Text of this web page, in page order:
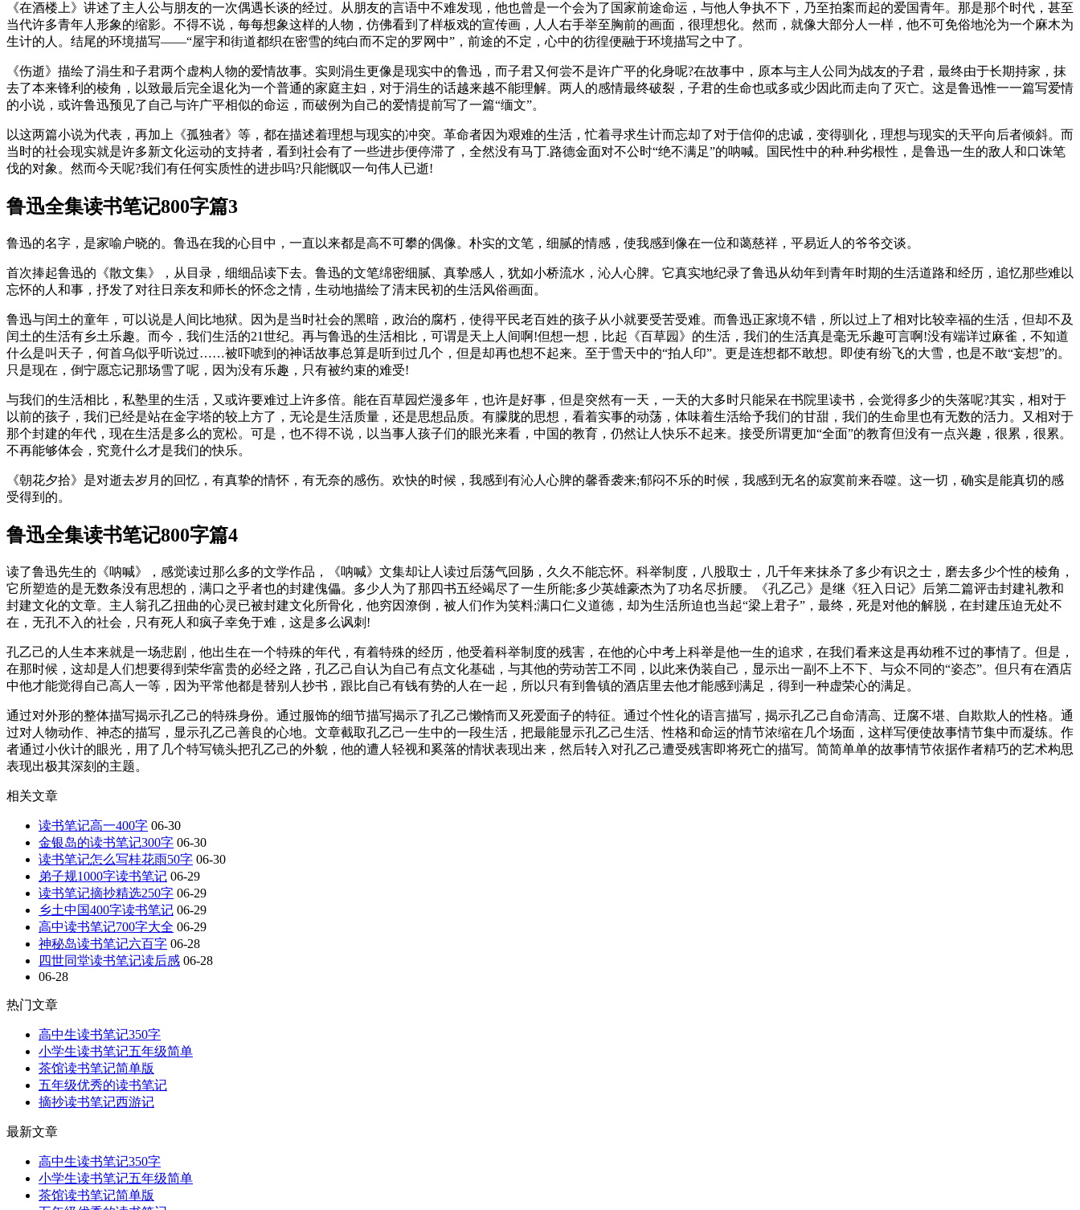
《在酒楼上》讲述了主人公与朋友的一次偶遇长谈的经过。从朋友的言语中不难发现，他也曾是一个会为了国家前途命运，与他人争执不下，乃至拍案而起的爱国青年。那是那个时代，甚至
当代许多青年人形象的缩影。不得不说，每每想象这样的人物，仿佛看到了样板戏的宣传画，人人右手举至胸前的画面，很理想化。然而，就像大部分人一样，他不可免俗地沦为一个麻木为
生计的人。结尾的环境描写——“屋宇和街道都织在密雪的纯白而不定的罗网中”，前途的不定，心中的彷徨便融于环境描写之中了。
《伤逝》描绘了涓生和子君两个虚构人物的爱情故事。实则涓生更像是现实中的鲁迅，而子君又何尝不是许广平的化身呢?在故事中，原本与主人公同为战友的子君，最终由于长期持家，抹
去了本来锋利的棱角，以致最后完全退化为一个普通的家庭主妇，对于涓生的话越来越不能理解。两人的感情最终破裂，子君的生命也或多或少因此而走向了灭亡。这是鲁迅惟一一篇写爱情
的小说，或许鲁迅预见了自己与许广平相似的命运，而破例为自己的爱情提前写了一篇“缅文”。
以这两篇小说为代表，再加上《孤独者》等，都在描述着理想与现实的冲突。革命者因为艰难的生活，忙着寻求生计而忘却了对于信仰的忠诚，变得驯化，理想与现实的天平向后者倾斜。而
当时的社会现实就是许多新文化运动的支持者，看到社会有了一些进步便停滞了，全然没有马丁.路德金面对不公时“绝不满足”的呐喊。国民性中的种.种劣根性，是鲁迅一生的敌人和口诛笔
伐的对象。然而今天呢?我们有任何实质性的进步吗?只能慨叹一句伟人已逝!
鲁迅全集读书笔记800字篇3
鲁迅的名字，是家喻户晓的。鲁迅在我的心目中，一直以来都是高不可攀的偶像。朴实的文笔，细腻的情感，使我感到像在一位和蔼慈祥，平易近人的爷爷交谈。
首次捧起鲁迅的《散文集》，从目录，细细品读下去。鲁迅的文笔绵密细腻、真挚感人，犹如小桥流水，沁人心脾。它真实地纪录了鲁迅从幼年到青年时期的生活道路和经历，追忆那些难以
忘怀的人和事，抒发了对往日亲友和师长的怀念之情，生动地描绘了清末民初的生活风俗画面。
鲁迅与闰土的童年，可以说是人间比地狱。因为是当时社会的黑暗，政治的腐朽，使得平民老百姓的孩子从小就要受苦受难。而鲁迅正家境不错，所以过上了相对比较幸福的生活，但却不及
闰土的生活有乡土乐趣。而今，我们生活的21世纪。再与鲁迅的生活相比，可谓是天上人间啊!但想一想，比起《百草园》的生活，我们的生活真是毫无乐趣可言啊!没有端详过麻雀，不知道
什么是叫天子，何首乌似乎听说过……被吓唬到的神话故事总算是听到过几个，但是却再也想不起来。至于雪天中的“拍人印”。更是连想都不敢想。即使有纷飞的大雪，也是不敢“妄想”的。
只是现在，倒宁愿忘记那场雪了呢，因为没有乐趣，只有被约束的难受!
与我们的生活相比，私塾里的生活，又或许要难过上许多倍。能在百草园烂漫多年，也许是好事，但是突然有一天，一天的大多时只能呆在书院里读书，会觉得多少的失落呢?其实，相对于
以前的孩子，我们已经是站在金字塔的较上方了，无论是生活质量，还是思想品质。有朦胧的思想，看着实事的动荡，体味着生活给予我们的甘甜，我们的生命里也有无数的活力。又相对于
那个封建的年代，现在生活是多么的宽松。可是，也不得不说，以当事人孩子们的眼光来看，中国的教育，仍然让人快乐不起来。接受所谓更加“全面”的教育但没有一点兴趣，很累，很累。
不再能够体会，究竟什么才是我们的快乐。
《朝花夕拾》是对逝去岁月的回忆，有真挚的情怀，有无奈的感伤。欢快的时候，我感到有沁人心脾的馨香袭来;郁闷不乐的时候，我感到无名的寂寞前来吞噬。这一切，确实是能真切的感
受得到的。
鲁迅全集读书笔记800字篇4
读了鲁迅先生的《呐喊》，感觉读过那么多的文学作品，《呐喊》文集却让人读过后荡气回肠，久久不能忘怀。科举制度，八股取士，几千年来抹杀了多少有识之士，磨去多少个性的棱角，
它所塑造的是无数条没有思想的，满口之乎者也的封建傀儡。多少人为了那四书五经竭尽了一生所能;多少英雄豪杰为了功名尽折腰。《孔乙己》是继《狂入日记》后第二篇评击封建礼教和
封建文化的文章。主人翁孔乙扭曲的心灵已被封建文化所骨化，他穷因潦倒，被人们作为笑料;满口仁义道德，却为生活所迫也当起“梁上君子”，最终，死是对他的解脱，在封建压迫无处不
在，无孔不入的社会，只有死人和疯子幸免于难，这是多么讽刺!
孔乙己的人生本来就是一场悲剧，他出生在一个特殊的年代，有着特殊的经历，他受着科举制度的残害，在他的心中考上科举是他一生的追求，在我们看来这是再幼稚不过的事情了。但是，
在那时候，这却是人们想要得到荣华富贵的必经之路，孔乙己自认为自己有点文化基础，与其他的劳动苦工不同，以此来伪装自己，显示出一副不上不下、与众不同的“姿态”。但只有在酒店
中他才能觉得自己高人一等，因为平常他都是替别人抄书，跟比自己有钱有势的人在一起，所以只有到鲁镇的酒店里去他才能感到满足，得到一种虚荣心的满足。
通过对外形的整体描写揭示孔乙己的特殊身份。通过服饰的细节描写揭示了孔乙己懒惰而又死爱面子的特征。通过个性化的语言描写，揭示孔乙己自命清高、迂腐不堪、自欺欺人的性格。通
过对人物动作、神态的描写，显示孔乙己善良的心地。文章截取孔乙己一生中的一段生活，把最能显示孔乙己生活、性格和命运的情节浓缩在几个场面，这样写便使故事情节集中而凝练。作
者通过小伙计的眼光，用了几个特写镜头把孔乙己的外貌，他的遭人轻视和奚落的情状表现出来，然后转入对孔乙己遭受残害即将死亡的描写。简简单单的故事情节依据作者精巧的艺术构思
表现出极其深刻的主题。
相关文章
读书笔记高一400字 06-30
金银岛的读书笔记300字 06-30
读书笔记怎么写桂花雨50字 06-30
弟子规1000字读书笔记 06-29
读书笔记摘抄精选250字 06-29
乡土中国400字读书笔记 06-29
高中读书笔记700字大全 06-29
神秘岛读书笔记六百字 06-28
四世同堂读书笔记读后感 06-28
06-28
热门文章
高中生读书笔记350字
小学生读书笔记五年级简单
茶馆读书笔记简单版
五年级优秀的读书笔记
摘抄读书笔记西游记
最新文章
高中生读书笔记350字
小学生读书笔记五年级简单
茶馆读书笔记简单版